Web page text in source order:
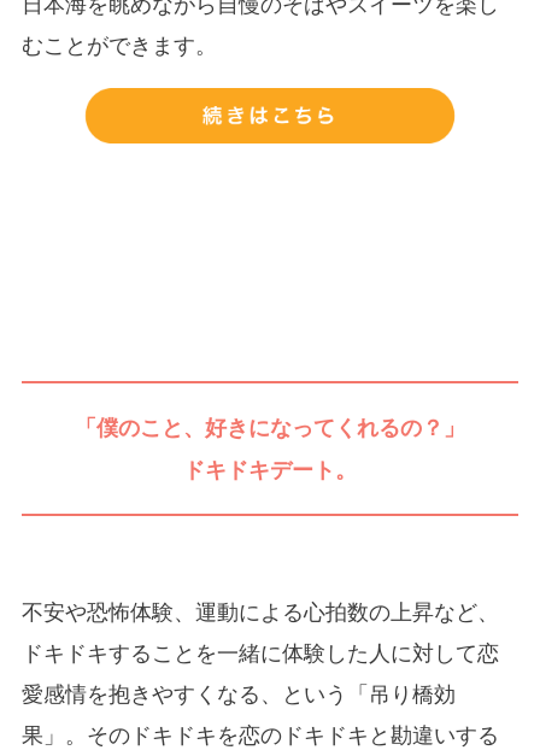
むことができます。
「僕のこと、好きになってくれるの？」
ドキドキデート。
不安や恐怖体験、運動による心拍数の上昇など、
ドキドキすることを一緒に体験した人に対して恋
愛感情を抱きやすくなる、という「吊り橋効
果」。そのドキドキを恋のドキドキと勘違いする